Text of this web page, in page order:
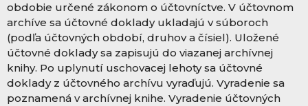
obdobie určené zákonom o účtovníctve. V účtovnom
archíve sa účtovné doklady ukladajú v súboroch
(podľa účtovných období, druhov a čísiel). Uložené
účtovné doklady sa zapisujú do viazanej archívnej
knihy. Po uplynutí uschovacej lehoty sa účtovné
doklady z účtovného archívu vyraďujú. Vyradenie sa
poznamená v archívnej knihe. Vyradenie účtovných